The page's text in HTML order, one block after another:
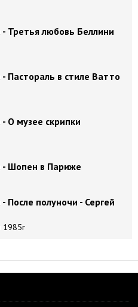
Третья любовь Беллини
Пастораль в стиле Ватто
О музее скрипки
Шопен в Париже
После полуночи - Сергей
1985г